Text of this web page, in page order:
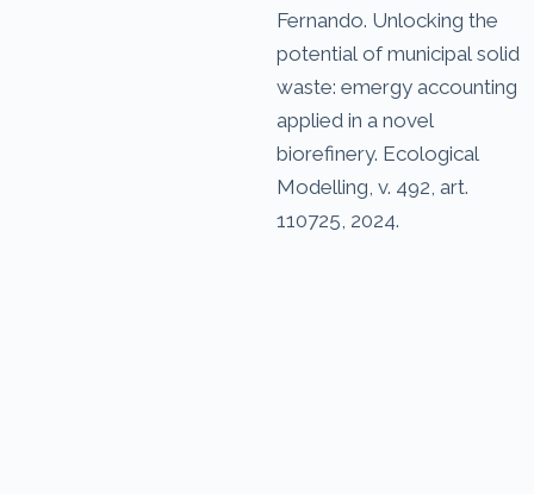
Fernando. Unlocking the
potential of municipal solid
waste: emergy accounting
applied in a novel
biorefinery. Ecological
Modelling, v. 492, art.
110725, 2024.